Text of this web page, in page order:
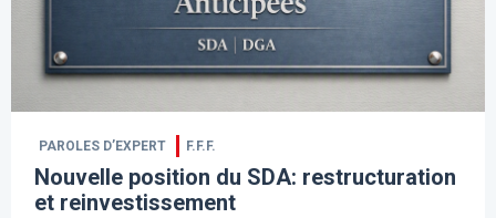
PAROLES D’EXPERT F.F.F.
Nouvelle position du SDA: restructuration
et reinvestissement